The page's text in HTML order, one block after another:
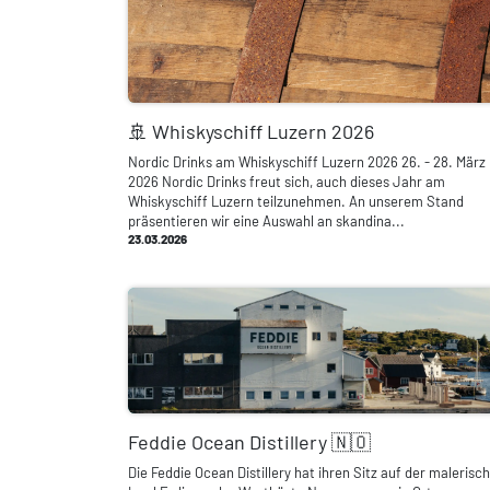
🚢 Whiskyschiff Luzern 2026
Nordic Drinks am Whiskyschiff Luzern 2026 26. - 28. März
2026 Nordic Drinks freut sich, auch dieses Jahr am
Whiskyschiff Luzern teilzunehmen. An unserem Stand
präsentieren wir eine Auswahl an skandina...
23.03.2026
Feddie Ocean Distillery 🇳🇴
Die Feddie Ocean Distillery hat ihren Sitz auf der